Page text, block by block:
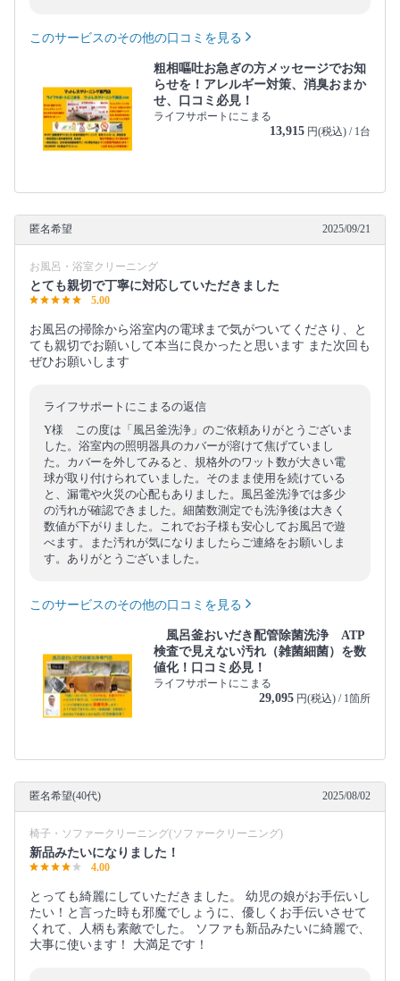
このサービスのその他の口コミを見る
粗相嘔吐お急ぎの方メッセージでお知
らせを！アレルギー対策、消臭おまか
せ、口コミ必見！
ライフサポートにこまる
13,915 円(税込) / 1台
匿名希望 2025/09/21
お風呂・浴室クリーニング
とても親切で丁寧に対応していただきました
5.00
お風呂の掃除から浴室内の電球まで気がついてくださり、と
ても親切でお願いして本当に良かったと思います また次回も
ぜひお願いします
ライフサポートにこまるの返信
Y様 この度は「風呂釜洗浄」のご依頼ありがとうございま
した。浴室内の照明器具のカバーが溶けて焦げていまし
た。カバーを外してみると、規格外のワット数が大きい電
球が取り付けられていました。そのまま使用を続けている
と、漏電や火災の心配もありました。風呂釜洗浄では多少
の汚れが確認できました。細菌数測定でも洗浄後は大きく
数値が下がりました。これでお子様も安心してお風呂で遊
べます。また汚れが気になりましたらご連絡をお願いしま
す。ありがとうございました。
このサービスのその他の口コミを見る
風呂釜おいだき配管除菌洗浄 ATP
検査で見えない汚れ（雑菌細菌）を数
値化！口コミ必見！
ライフサポートにこまる
29,095 円(税込) / 1箇所
匿名希望(40代) 2025/08/02
椅子・ソファークリーニング(ソファークリーニング)
新品みたいになりました！
4.00
とっても綺麗にしていただきました。 幼児の娘がお手伝いし
たい！と言った時も邪魔でしょうに、優しくお手伝いさせて
くれて、人柄も素敵でした。 ソファも新品みたいに綺麗で、
大事に使います！ 大満足です！